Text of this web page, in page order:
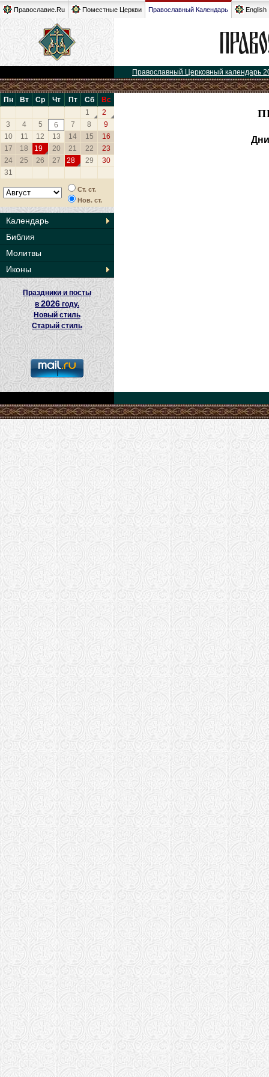
Православие.Ru Поместные Церкви Православный Календарь English
Православный Церковный календарь
Пн Вт Ср Чт Пт Сб
Вс
1
2
3
4 5 6 7 8
9
10
11 12 13 14 15
16
17
18 19 20 21 22
23
24
25 26 27 28 29
30
31
Ст. ст.
Нов. ст.
Календарь
Библия
Молитвы
Иконы
Праздники и посты
в2026 году.
Новый стиль
Старый стиль